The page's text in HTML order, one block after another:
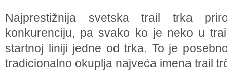
Najprestižnija svetska trail trka
konkurenciju, pa svako ko je neko u
startnoj liniji jedne od trka. To je
tradicionalno okuplja najveća imena trail